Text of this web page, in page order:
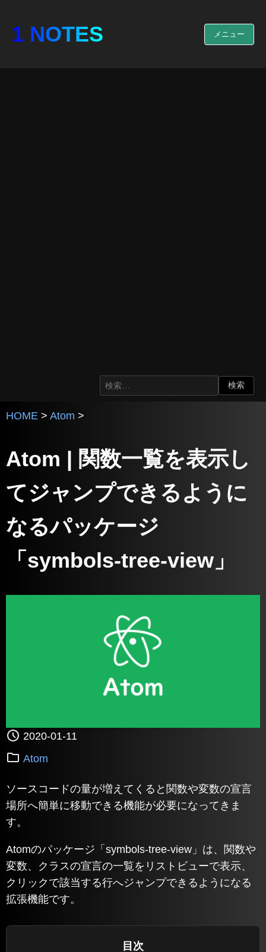
1 NOTES メニュー
HOME > Atom >
Atom | 関数一覧を表示し
てジャンプできるように
なるパッケージ
「symbols-tree-view」
2020-01-11
Atom
ソースコードの量が増えてくると関数や変数の宣言
場所へ簡単に移動できる機能が必要になってきま
す。
Atomのパッケージ「symbols-tree-view」は、関数や
変数、クラスの宣言の一覧をリストビューで表示、
クリックで該当する行へジャンプできるようになる
拡張機能です。
目次